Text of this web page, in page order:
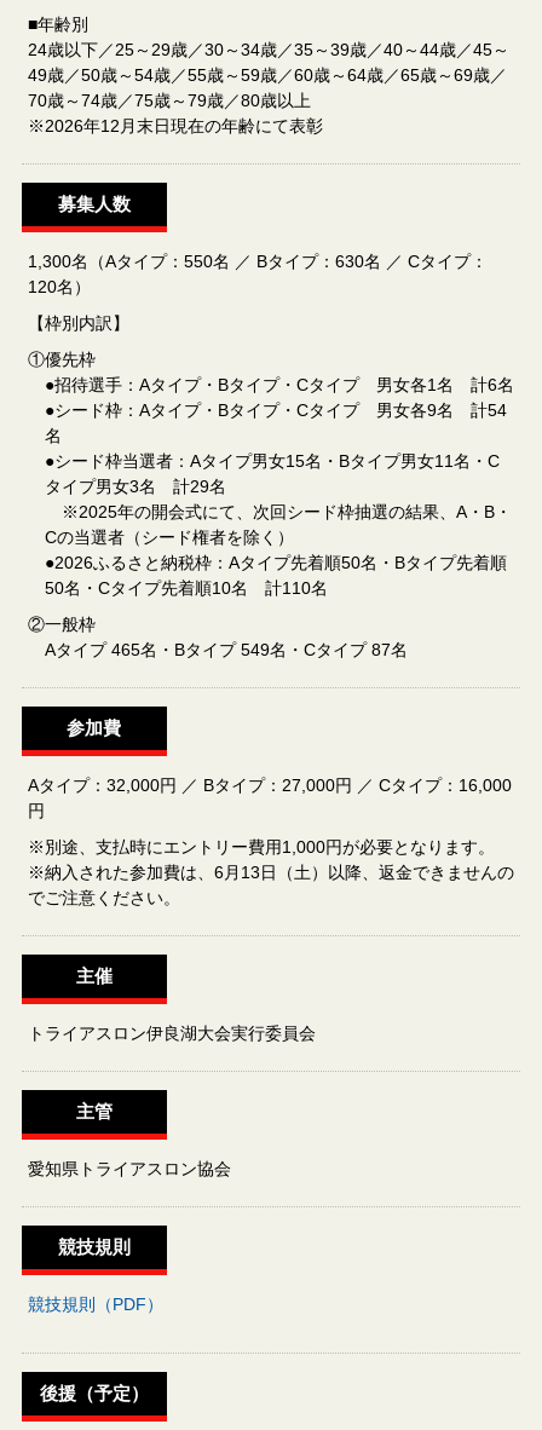
■年齢別
24歳以下／25～29歳／30～34歳／35～39歳／40～44歳／45～
49歳／50歳～54歳／55歳～59歳／60歳～64歳／65歳～69歳／
70歳～74歳／75歳～79歳／80歳以上
※2026年12月末日現在の年齢にて表彰
募集人数
1,300名（Aタイプ：550名 ／ Bタイプ：630名 ／ Cタイプ：
120名）
【枠別内訳】
①優先枠
●招待選手：Aタイプ・Bタイプ・Cタイプ 男女各1名 計6名
●シード枠：Aタイプ・Bタイプ・Cタイプ 男女各9名 計54
名
●シード枠当選者：Aタイプ男女15名・Bタイプ男女11名・C
タイプ男女3名 計29名
※2025年の開会式にて、次回シード枠抽選の結果、A・B・
Cの当選者（シード権者を除く）
●2026ふるさと納税枠：Aタイプ先着順50名・Bタイプ先着順
50名・Cタイプ先着順10名 計110名
②一般枠
Aタイプ 465名・Bタイプ 549名・Cタイプ 87名
参加費
Aタイプ：32,000円 ／ Bタイプ：27,000円 ／ Cタイプ：16,000
円
※別途、支払時にエントリー費用1,000円が必要となります。
※納入された参加費は、6月13日（土）以降、返金できませんの
でご注意ください。
主催
トライアスロン伊良湖大会実行委員会
主管
愛知県トライアスロン協会
競技規則
競技規則（PDF）
後援（予定）